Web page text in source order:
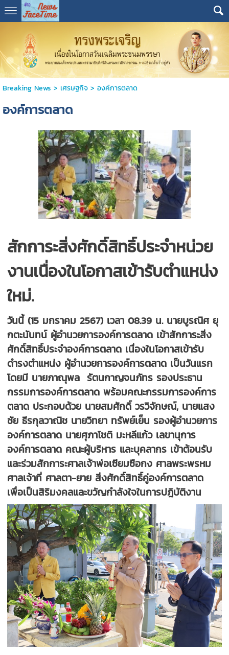
Breaking News > เศรษฐกิจ> องค์การตลาด
องค์การตลาด
สักการะสิ่งศักดิ์สิทธิ์ประจำหน่วย
งานเนื่องในโอกาสเข้ารับตำแหน่ง
ใหม่.
วันนี้ (15 มกราคม 2567) เวลา 08.39 น. นายบูรณิศ ยุ
กตะนันทน์ ผู้อำนวยการองค์การตลาด เข้าสักการะสิ่ง
ศักดิ์สิทธิ์ประจำองค์การตลาด เนื่องในโอกาสเข้ารับ
ดำรงตำแหน่ง ผู้อำนวยการองค์การตลาด เป็นวันแรก
โดยมี นายภาณุพล รัตนกาญจนภัทร รองประธาน
กรรมการองค์การตลาด พร้อมคณะกรรมการองค์การ
ตลาด ประกอบด้วย นายสมศักดิ์ วรวิจักษณ์, นายแสง
ชัย ธีรกุลวาณิช นายวิทยา ทรัพย์เย็น รองผู้อำนวยการ
องค์การตลาด นายศุภาโชติ มะหลีแก้ว เลขานุการ
องค์การตลาด คณะผู้บริหาร และบุคลากร เข้าต้อนรับ
และร่วมสักการะศาลเจ้าพ่อเซียมซือกง ศาลพระพรหม
ศาลเจ้าที่ ศาลตา-ยาย สิ่งศักดิ์สิทธิ์คู่องค์การตลาด
เพื่อเป็นสิริมงคลและขวัญกำลังใจในการปฎิบัติงาน